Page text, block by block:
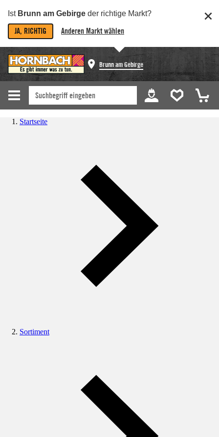
Ist Brunn am Gebirge der richtige Markt?
JA, RICHTIG Anderen Markt wählen
Brunn am Gebirge
Startseite
Sortiment